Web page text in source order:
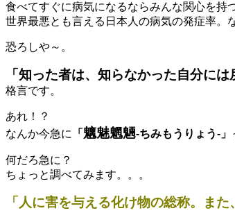
食べてすぐに病気になるならみんな関心を持
世界最悪とも言える日本人の病気の発症率。
恐ろしや～。
「知った者は、知らなかった自分には
格言です。
あれ！？
なんか今急に 「 魑魅魍魎‐ちみもうりょう‐」
何だろ急に？
ちょっと調べてみます。。。
「人に害を与える化け物の総称。ま